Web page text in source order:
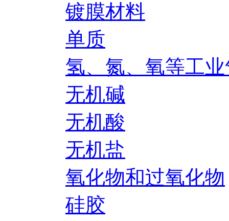
镀膜材料
单质
氢、氮、氧等工
无机碱
无机酸
无机盐
氧化物和过氧化物
硅胶